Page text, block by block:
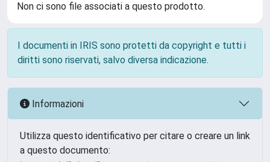
Non ci sono file associati a questo prodotto.
I documenti in IRIS sono protetti da copyright e tutti i
diritti sono riservati, salvo diversa indicazione.
Informazioni
Utilizza questo identificativo per citare o creare un link
a questo documento: